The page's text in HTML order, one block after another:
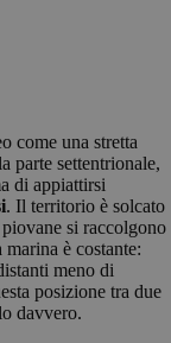
come una stretta
parte settentrionale,
di appiattirsi
. Il territorio è solcato
si raccolgono
è costante:
meno di
posizione tra due
davvero.